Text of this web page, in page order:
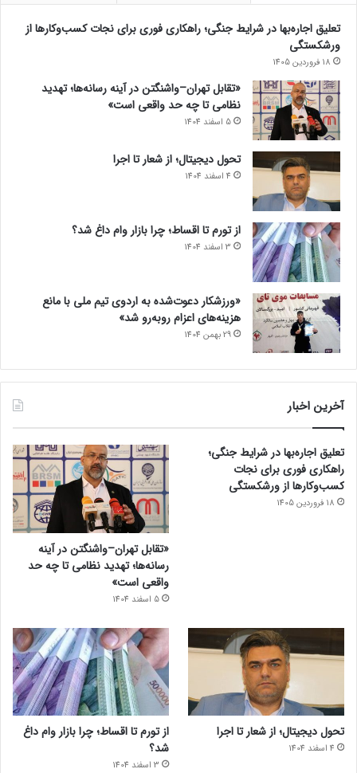
تعلیق اجاره‌بها در شرایط جنگی؛ راهکاری فوری برای نجات کسب‌وکارها از
ورشکستگی
18 فروردین 1405
«تقابل تهران–واشنگتن در آینه رسانه‌ها؛ تهدید
نظامی تا چه حد واقعی است»
5 اسفند 1404
تحول دیجیتال؛ از شعار تا اجرا
4 اسفند 1404
از تورم تا اقساط؛ چرا بازار وام داغ شد؟
3 اسفند 1404
«ورزشکار دعوت‌شده به اردوی تیم ملی با مانع
هزینه‌های اعزام روبه‌رو شد»
29 بهمن 1404
آخرین اخبار
تعلیق اجاره‌بها در شرایط جنگی؛
راهکاری فوری برای نجات
کسب‌وکارها از ورشکستگی
18 فروردین 1405
«تقابل تهران–واشنگتن در آینه
رسانه‌ها؛ تهدید نظامی تا چه حد
واقعی است»
5 اسفند 1404
تحول دیجیتال؛ از شعار تا اجرا
4 اسفند 1404
از تورم تا اقساط؛ چرا بازار وام داغ
شد؟
3 اسفند 1404